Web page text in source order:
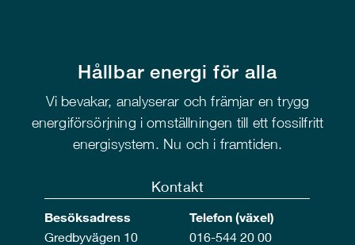
Hållbar energi för alla
Vi bevakar, analyserar och främjar en trygg
energiförsörjning i omställningen till ett fossilfritt
energisystem. Nu och i framtiden.
Kontakt
Besöksadress
Gredbyvägen 10
Telefon (växel)
016-544 20 00